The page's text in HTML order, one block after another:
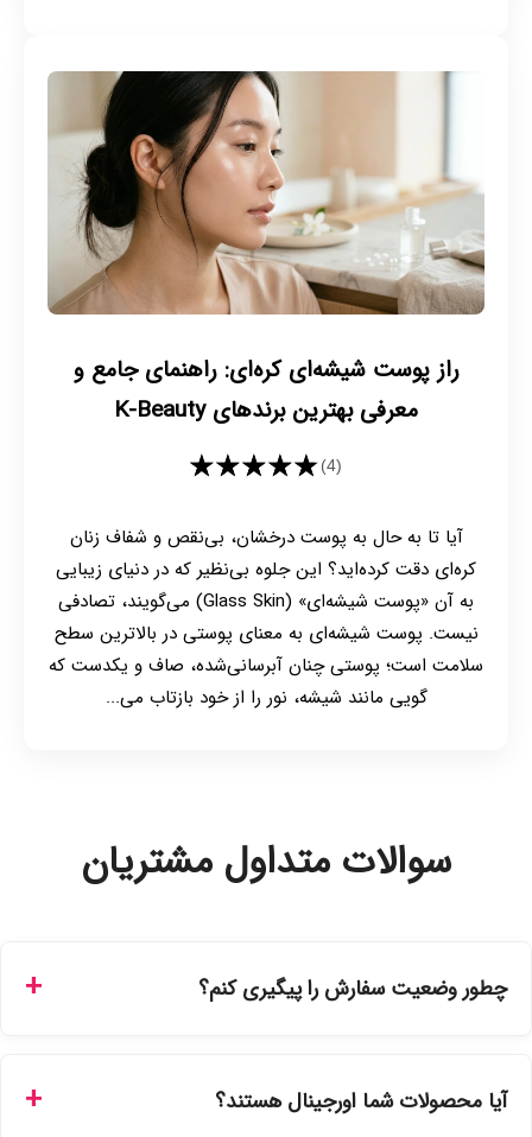
راز پوست شیشه‌ای کره‌ای: راهنمای جامع و
معرفی بهترین برندهای K-Beauty
★★★★★(4)
آیا تا به حال به پوست درخشان، بی‌نقص و شفاف زنان
کره‌ای دقت کرده‌اید؟ این جلوه بی‌نظیر که در دنیای زیبایی
به آن «پوست شیشه‌ای» (Glass Skin) می‌گویند، تصادفی
نیست. پوست شیشه‌ای به معنای پوستی در بالاترین سطح
سلامت است؛ پوستی چنان آبرسانی‌شده، صاف و یکدست که
گویی مانند شیشه، نور را از خود بازتاب می‌...
سوالات متداول مشتریان
چطور وضعیت سفارش را پیگیری کنم؟
سفارشات در سایت، وضعیت لحظه‌ای مرسوله را مشاهده کنید.
آیا محصولات شما اورجینال هستند؟